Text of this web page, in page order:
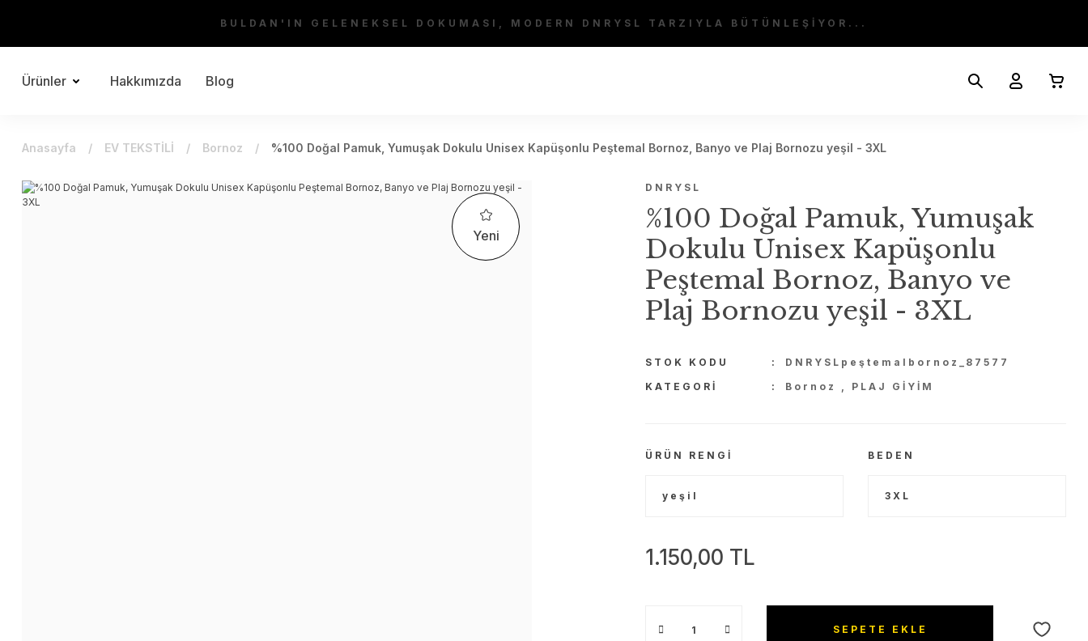
BULDAN'IN GELENEKSEL DOKUMASI, MODERN DNRYSL TARZIYLA BÜTÜNLEŞİYOR...
Ürünler Hakkımızda Blog
Anasayfa EV TEKSTİLİ Bornoz %100 Doğal Pamuk, Yumuşak Dokulu Unisex Kapüşonlu Peştemal Bornoz, Banyo ve Plaj Bornozu yeşil - 3XL
Yeni
DNRYSL
%100 Doğal Pamuk, Yumuşak
Dokulu Unisex Kapüşonlu
Peştemal Bornoz, Banyo ve
Plaj Bornozu yeşil - 3XL
STOK KODU
DNRYSLpeştemalbornoz_87577
KATEGORI
Bornoz , PLAJ GİYİM
ÜRÜN RENGI BEDEN
1.150,00 TL
SEPETE EKLE